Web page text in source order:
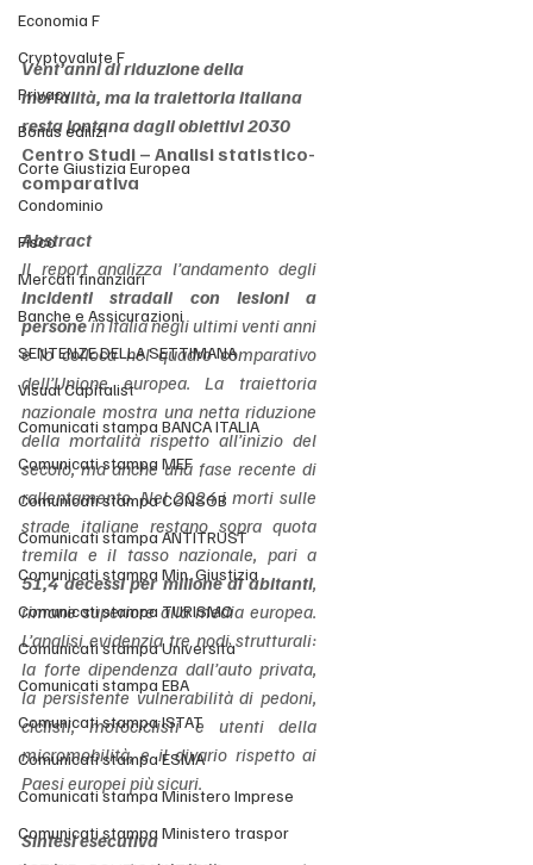
Economia F
Cryptovalute F
Privacy
Bonus edilizi
Corte Giustizia Europea
Condominio
Fisco
Mercati finanziari
Banche e Assicurazioni
SENTENZE DELLA SETTIMANA
Visual Capitalist
Comunicati stampa BANCA ITALIA
Comunicati stampa MEF
Comunicati stampa CONSOB
Comunicati stampa ANTITRUST
Comunicati stampa Min. Giustizia
Comunicati stampa TURISMO
Comunicati stampa Università
Comunicati stampa EBA
Comunicati stampa ISTAT
Comunicati stampa ESMA
Comunicati stampa Ministero Imprese
Comunicati stampa Ministero traspor
Vent’anni di riduzione della
mortalità, ma la traiettoria italiana
resta lontana dagli obiettivi 2030
Centro Studi – Analisi statistico-
comparativa
Abstract
incidenti stradali con lesioni a
persone in Italia negli ultimi venti anni
e lo colloca nel quadro comparativo
dell’Unione europea. La traiettoria
nazionale mostra una netta riduzione
della mortalità rispetto all’inizio del
secolo, ma anche una fase recente di
rallentamento. Nel 2024 i morti sulle
strade italiane restano sopra quota
51,4 decessi per milione di abitanti,
rimane superiore alla media europea.
L’analisi evidenzia tre nodi strutturali:
la forte dipendenza dall’auto privata,
la persistente vulnerabilità di pedoni,
ciclisti, motociclisti e utenti della
micromobilità, e il divario rispetto ai
Paesi europei più sicuri.
Sintesi esecutiva